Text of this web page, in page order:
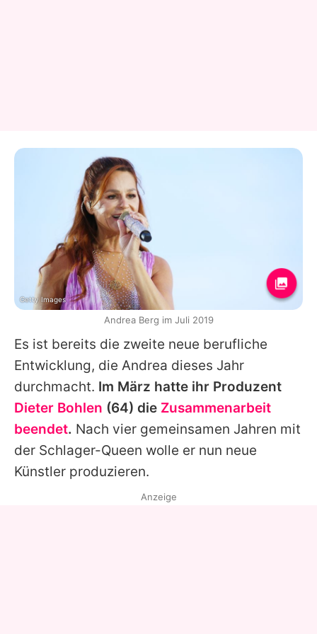
Es ist bereits die zweite neue berufliche
Entwicklung, die Andrea dieses Jahr
durchmacht. Im März hatte ihr Produzent
Dieter Bohlen (64) die Zusammenarbeit
beendet. Nach vier gemeinsamen Jahren mit
der Schlager-Queen wolle er nun neue
Künstler produzieren.
Getty Images
Andrea Berg im Juli 2019
Anzeige